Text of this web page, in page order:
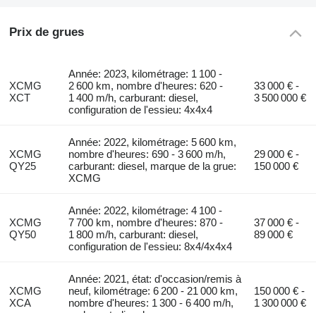
Prix de grues
XCMG
XCT
Année: 2023, kilométrage: 1 100 -
2 600 km, nombre d'heures: 620 -
1 400 m/h, carburant: diesel,
configuration de l'essieu: 4x4x4
33 000 € -
3 500 000 €
XCMG
QY25
Année: 2022, kilométrage: 5 600 km,
nombre d'heures: 690 - 3 600 m/h,
carburant: diesel, marque de la grue:
XCMG
29 000 € -
150 000 €
XCMG
QY50
Année: 2022, kilométrage: 4 100 -
7 700 km, nombre d'heures: 870 -
1 800 m/h, carburant: diesel,
configuration de l'essieu: 8x4/4x4x4
37 000 € -
89 000 €
XCMG
XCA
Année: 2021, état: d'occasion/remis à
neuf, kilométrage: 6 200 - 21 000 km,
nombre d'heures: 1 300 - 6 400 m/h,
150 000 € -
1 300 000 €